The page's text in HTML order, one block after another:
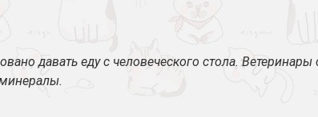
давать еду с человеческого стола. Ветеринары